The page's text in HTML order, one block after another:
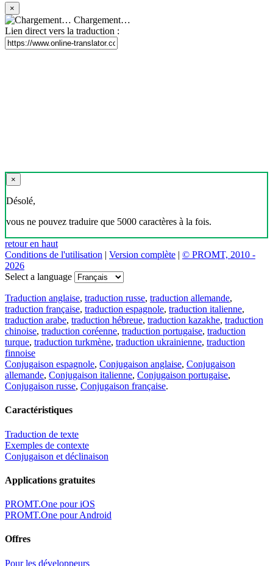
×
Chargement…
Lien direct vers la traduction :
×
Désolé,
vous ne pouvez traduire que 5000 caractères à la fois.
retour en haut
Conditions de l'utilisation | Version complète | © PROMT, 2010 -
2026
Select a language
Traduction anglaise, traduction russe, traduction allemande,
traduction française, traduction espagnole, traduction italienne,
traduction arabe, traduction hébreue, traduction kazakhe, traduction
chinoise, traduction coréenne, traduction portugaise, traduction
turque, traduction turkmène, traduction ukrainienne, traduction
finnoise
Conjugaison espagnole, Conjugaison anglaise, Conjugaison
allemande, Conjugaison italienne, Conjugaison portugaise,
Conjugaison russe, Conjugaison française.
Caractéristiques
Traduction de texte
Exemples de contexte
Conjugaison et déclinaison
Applications gratuites
PROMT.One pour iOS
PROMT.One pour Android
Offres
Pour les développeurs